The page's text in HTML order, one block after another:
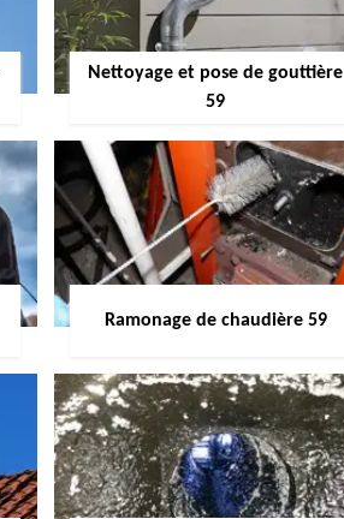
Nettoyage et pose de gouttière
59
Ramonage de chaudière 59